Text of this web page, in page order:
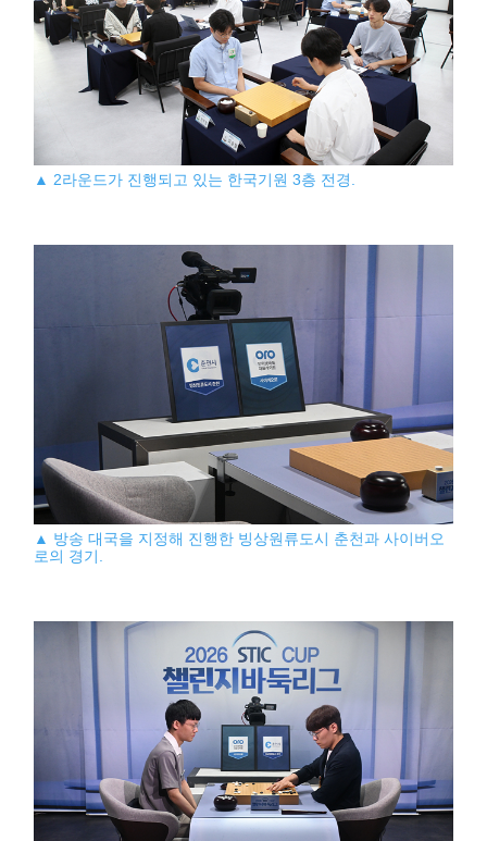
▲ 2라운드가 진행되고 있는 한국기원 3층 전경.
▲ 방송 대국을 지정해 진행한 빙상원류도시 춘천과 사이버오
로의 경기.